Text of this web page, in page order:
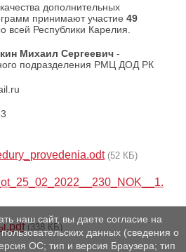
дополнительных
принимают участие 49
всей Республики Карелия.
Михаил Сергеевич -
подразделения РМЦ ДОД РК
(52 КБ)
(338 КБ)
наш сайт, вы даете согласие на
данных (сведения о
ОС; тип и версия Браузера; тип